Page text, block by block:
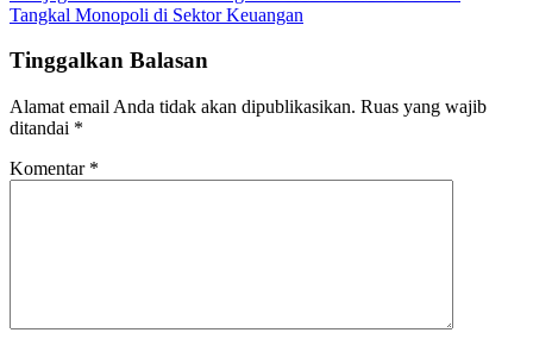
Tangkal Monopoli di Sektor Keuangan
Tinggalkan Balasan
Alamat email Anda tidak akan dipublikasikan. Ruas yang wajib
ditandai *
Komentar *